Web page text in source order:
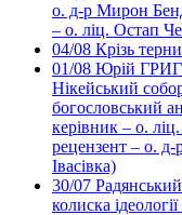
о. д-р Мирон
– о. ліц. Остап
04/08 Крізь
01/08 Юрій
Нікейський
богословський
керівник – о.
рецензент – о.
Івасівка)
30/07
колиска